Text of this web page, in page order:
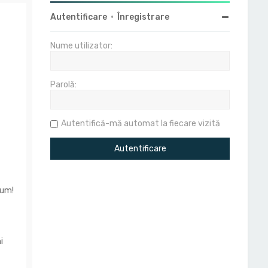
Autentificare • Înregistrare
Nume utilizator:
Parolă:
Autentifică-mă automat la fiecare vizită